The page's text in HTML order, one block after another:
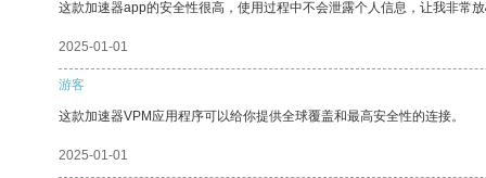
这款加速器app的安全性很高，使用过程中不会泄露个人信息，让我非常
2025-01-01
游客
这款加速器VPM应用程序可以给你提供全球覆盖和最高安全性的连接。
2025-01-01